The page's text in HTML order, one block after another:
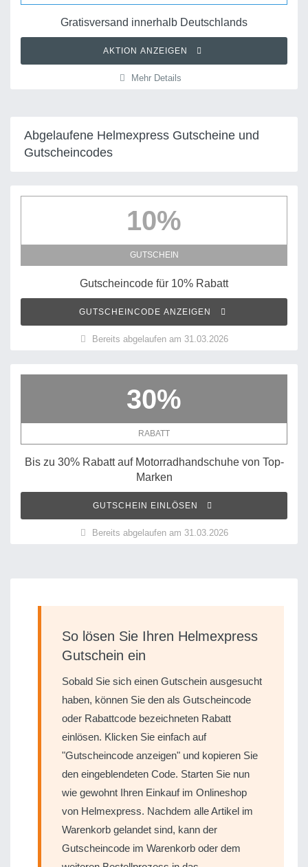
Gratisversand innerhalb Deutschlands
AKTION ANZEIGEN
Mehr Details
Abgelaufene Helmexpress Gutscheine und
Gutscheincodes
10%
GUTSCHEIN
Gutscheincode für 10% Rabatt
GUTSCHEINCODE ANZEIGEN
Bereits abgelaufen am 31.03.2026
30%
RABATT
Bis zu 30% Rabatt auf Motorradhandschuhe von Top-
Marken
GUTSCHEIN EINLÖSEN
Bereits abgelaufen am 31.03.2026
So lösen Sie Ihren Helmexpress
Gutschein ein
Sobald Sie sich einen Gutschein ausgesucht
haben, können Sie den als Gutscheincode
oder Rabattcode bezeichneten Rabatt
einlösen. Klicken Sie einfach auf
"Gutscheincode anzeigen" und kopieren Sie
den eingeblendeten Code. Starten Sie nun
wie gewohnt Ihren Einkauf im Onlineshop
von Helmexpress. Nachdem alle Artikel im
Warenkorb gelandet sind, kann der
Gutscheincode im Warenkorb oder dem